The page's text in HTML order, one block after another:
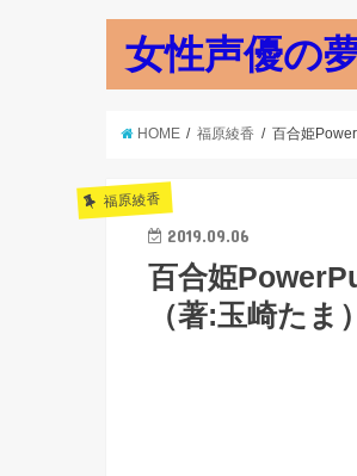
女性声優の
HOME 福原綾香 百合姫
福原綾香
2019.09.06
百合姫
（著:玉崎たま）